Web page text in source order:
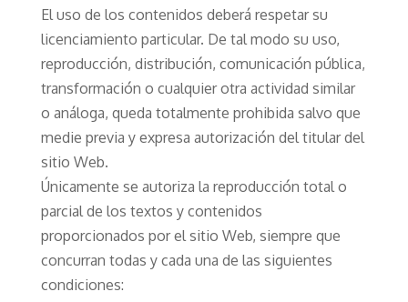
El uso de los contenidos deberá respetar su
licenciamiento particular. De tal modo su uso,
reproducción, distribución, comunicación pública,
transformación o cualquier otra actividad similar
o análoga, queda totalmente prohibida salvo que
medie previa y expresa autorización del titular del
sitio Web.
Únicamente se autoriza la reproducción total o
parcial de los textos y contenidos
proporcionados por el sitio Web, siempre que
concurran todas y cada una de las siguientes
condiciones: